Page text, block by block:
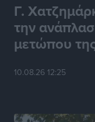
Γ.
την
μετώπου
10.08.26 12:25